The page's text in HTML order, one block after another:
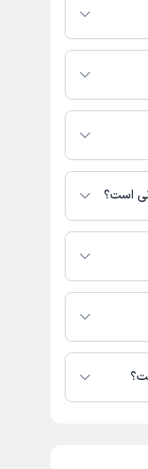
است؟
نیست.
در دسترس نیست.